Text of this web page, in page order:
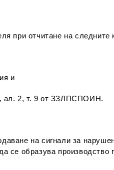
при отчитане на следните
и
ал. 2, т. 9 от ЗЗЛПСПОИН.
на сигнали за
се образува